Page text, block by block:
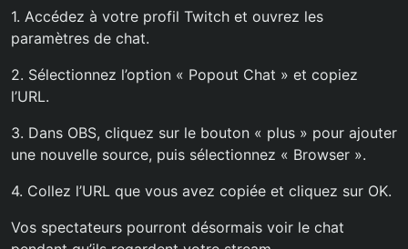
1. Accédez à votre profil Twitch et ouvrez les
paramètres de chat.
2. Sélectionnez l’option « Popout Chat » et copiez
l’URL.
3. Dans OBS, cliquez sur le bouton « plus » pour ajouter
une nouvelle source, puis sélectionnez « Browser ».
4. Collez l’URL que vous avez copiée et cliquez sur OK.
Vos spectateurs pourront désormais voir le chat